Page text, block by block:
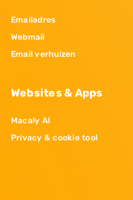
Emailadres
Webmail
Email verhuizen
Websites & Apps
Macaly AI
Privacy & cookie tool